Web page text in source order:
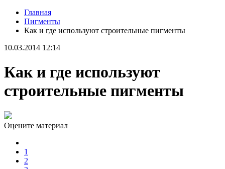
Главная
Пигменты
Как и где используют строительные пигменты
10.03.2014 12:14
Как и где используют
строительные пигменты
Оцените материал
1
2